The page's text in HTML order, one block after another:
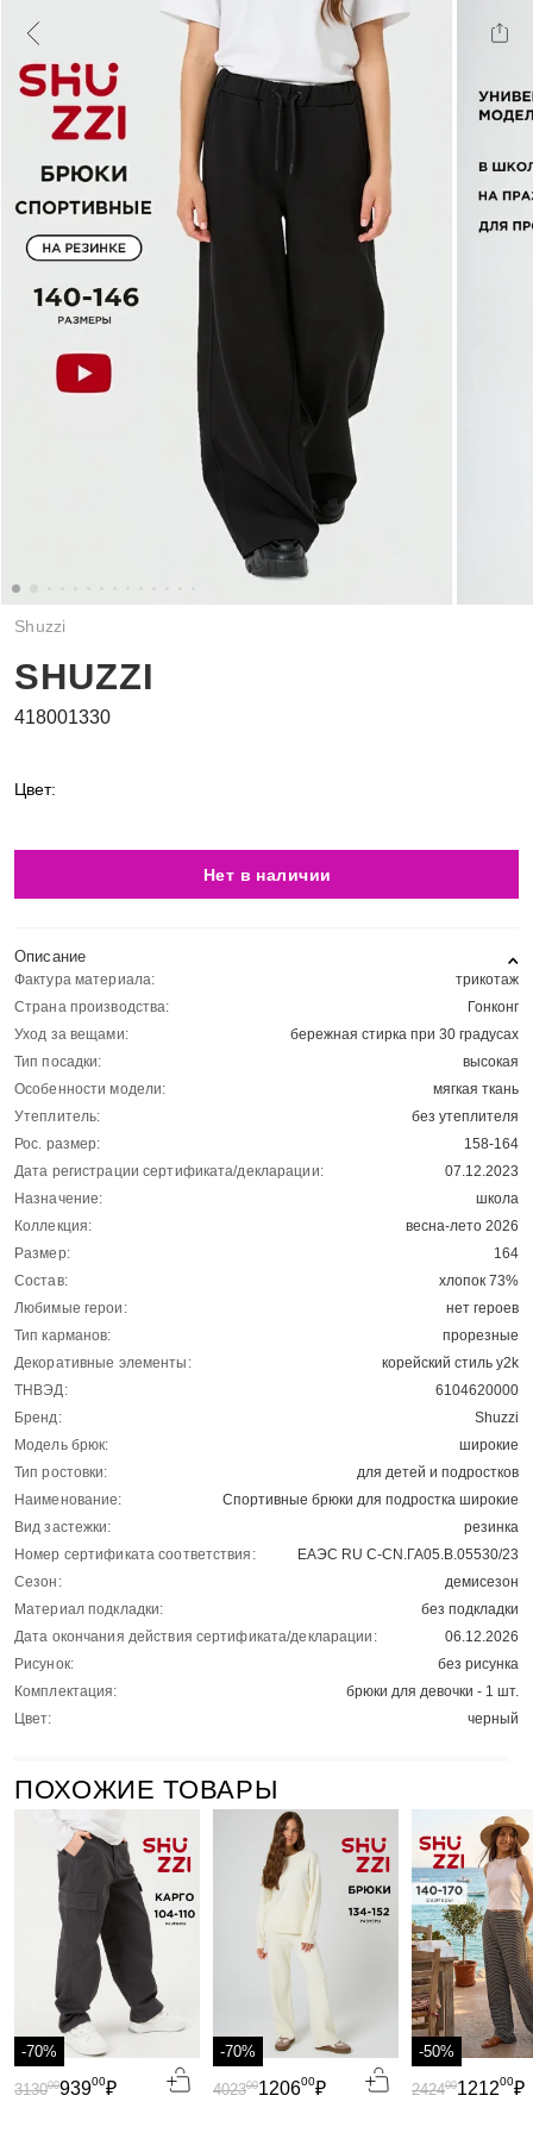
Shuzzi
SHUZZI
418001330
Цвет:
Нет в наличии
Описание
Фактура материала:
трикотаж
Страна производства:
Гонконг
Уход за вещами:
бережная стирка при 30 градусах
Тип посадки:
высокая
Особенности модели:
мягкая ткань
Утеплитель:
без утеплителя
Рос. размер:
158-164
Дата регистрации сертификата/декларации:
07.12.2023
Назначение:
школа
Коллекция:
весна-лето 2026
Размер:
164
Состав:
хлопок 73%
Любимые герои:
нет героев
Тип карманов:
прорезные
Декоративные элементы:
корейский стиль y2k
ТНВЭД:
6104620000
Бренд:
Shuzzi
Модель брюк:
широкие
Тип ростовки:
для детей и подростков
Наименование:
Спортивные брюки для подростка широкие
Вид застежки:
резинка
Номер сертификата соответствия:
ЕАЭС RU C-CN.ГА05.В.05530/23
Сезон:
демисезон
Материал подкладки:
без подкладки
Дата окончания действия сертификата/декларации:
06.12.2026
Рисунок:
без рисунка
Комплектация:
брюки для девочки - 1 шт.
Цвет:
черный
ПОХОЖИЕ ТОВАРЫ
-70%
93900₽
313000
-70%
120600₽
402300
-50%
121200₽
242400